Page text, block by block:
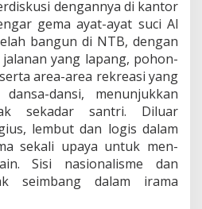
dengannya di kantor
gema ayat-ayat suci Al
bangun di NTB, dengan
yang lapang, pohon-
area-area rekreasi yang
dansi, menunjukkan
sekadar santri. Diluar
lembut dan logis dalam
sekali upaya untuk men-
Sisi nasionalisme dan
seimbang dalam irama